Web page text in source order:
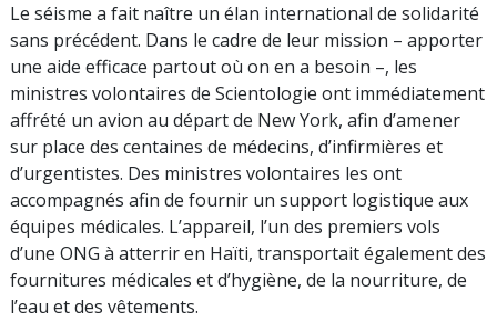
Le séisme a fait naître un élan international de solidarité
sans précédent. Dans le cadre de leur mission – apporter
une aide efficace partout où on en a besoin –, les
ministres volontaires de Scientologie ont immédiatement
affrété un avion au départ de New York, afin d’amener
sur place des centaines de médecins, d’infirmières et
d’urgentistes. Des ministres volontaires les ont
accompagnés afin de fournir un support logistique aux
équipes médicales. L’appareil, l’un des premiers vols
d’une ONG à atterrir en Haïti, transportait également des
fournitures médicales et d’hygiène, de la nourriture, de
l’eau et des vêtements.